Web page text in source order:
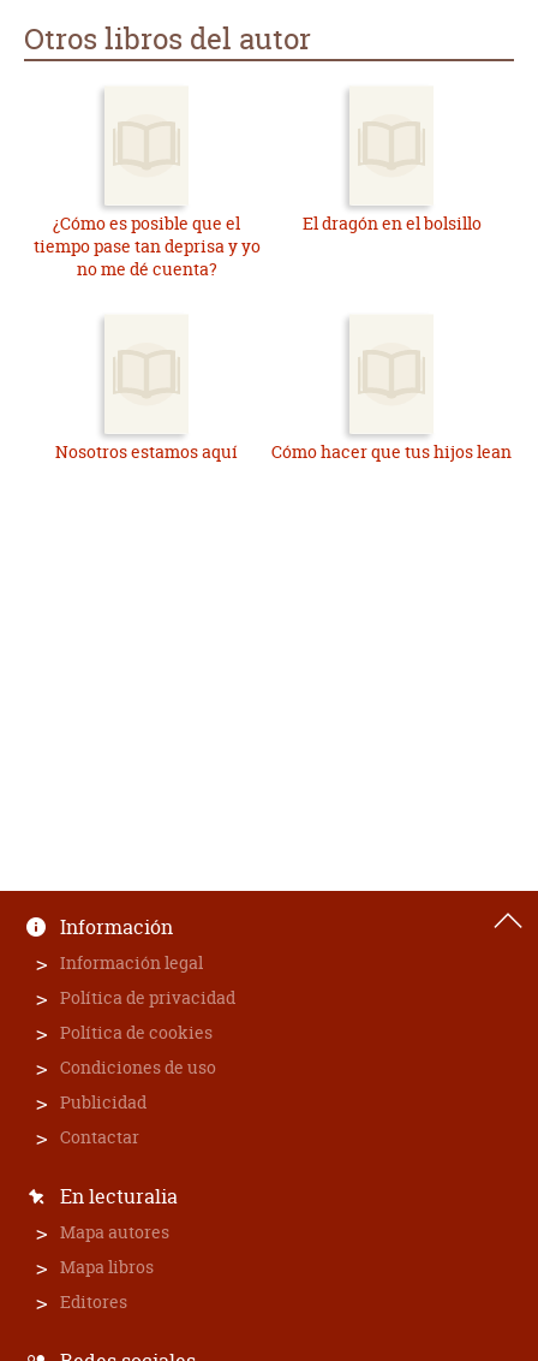
Otros libros del autor
¿Cómo es posible que el
tiempo pase tan deprisa y yo
no me dé cuenta?
El dragón en el bolsillo
Nosotros estamos aquí Cómo hacer que tus hijos lean
Información
Información legal
Política de privacidad
Política de cookies
Condiciones de uso
Publicidad
Contactar
En lecturalia
Mapa autores
Mapa libros
Editores